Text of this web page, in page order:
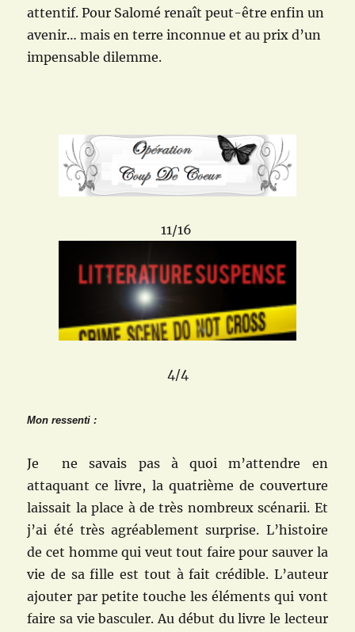
attentif. Pour Salomé renaît peut-être enfin un
avenir… mais en terre inconnue et au prix d’un
impensable dilemme.
11/16
4/4
Mon ressenti :
Je ne savais pas à quoi m’attendre en
attaquant ce livre, la quatrième de couverture
laissait la place à de très nombreux scénarii. Et
j’ai été très agréablement surprise. L’histoire
de cet homme qui veut tout faire pour sauver la
vie de sa fille est tout à fait crédible. L’auteur
ajouter par petite touche les éléments qui vont
faire sa vie basculer. Au début du livre le lecteur